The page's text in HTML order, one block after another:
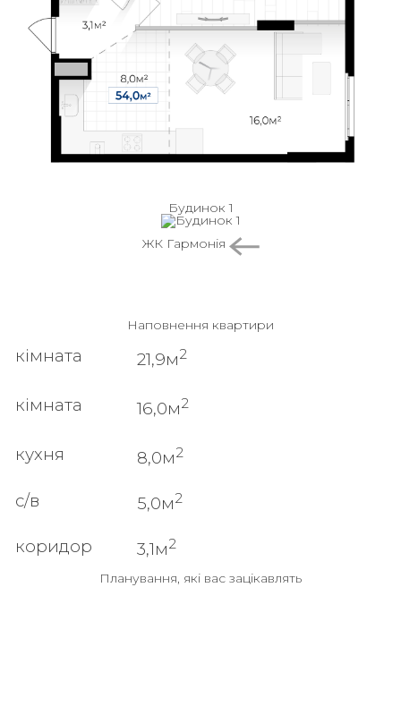
Будинок 1
ЖК Гармонія
Наповнення квартири
кімната 21,9м2
кімната 16,0м2
кухня 8,0м2
с/в 5,0м2
коридор 3,1м2
Планування, які вас зацікавлять